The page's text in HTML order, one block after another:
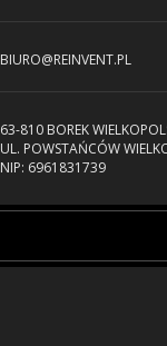
BIURO@REINVENT.PL
63-810 BOREK
UL. POWSTAŃCÓW
NIP: 6961831739